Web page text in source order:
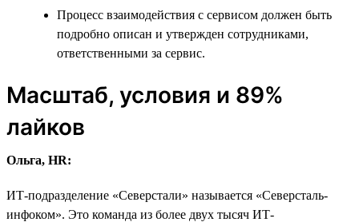
Процесс взаимодействия с сервисом должен быть
подробно описан и утвержден сотрудниками,
ответственными за сервис.
Масштаб, условия и 89%
лайков
Ольга, HR:
ИТ-подразделение «Северстали» называется «Северсталь-
инфоком». Это команда из более двух тысяч ИТ-